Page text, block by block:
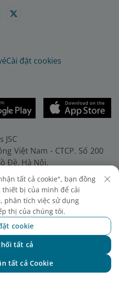
Cài đặt cookies
Việt Nam - CTCP. Số 200
Đề, Hà Nội.
Fax: (+84-24)
ký doanh nghiệp, mã số
đăng ký lần đầu ngày
đổi lần thứ 10 ngày
chính Thành phố Hà Nội.
tất cả cookie", bạn đồng
bị của mình để cải
phân tích việc sử dụng
thị của chúng tôi.
cookie
tất cả
tất cả Cookie